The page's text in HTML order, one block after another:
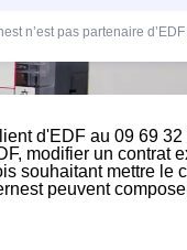
n’est pas partenaire
d'EDF au 09 69
modifier un contrat
souhaitant mettre le
peuvent